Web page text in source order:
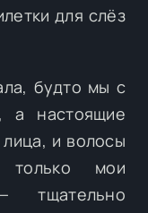
для слёз
будто мы с
а настоящие
и волосы
только мои